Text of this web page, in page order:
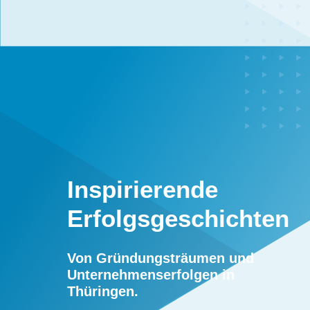
Inspirierende
Erfolgsgeschichten
Von Gründungsträumen und
Unternehmenserfolgen in
Thüringen.